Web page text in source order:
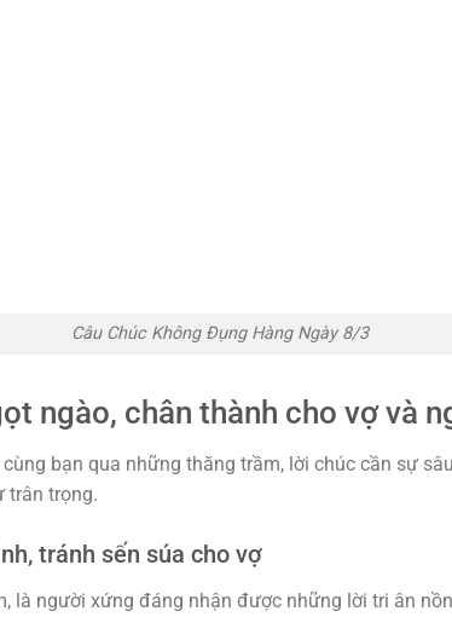
Câu Chúc Không Đụng Hàng Ngày 8/3
ngào, chân thành cho vợ và
bạn qua những thăng trầm, lời chúc cần sự
trân trọng.
tránh sến súa cho vợ
là người xứng đáng nhận được những lời tri ân